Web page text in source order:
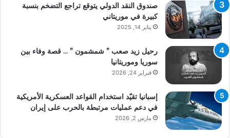
صندوق النقد الدولي يتوقع تراجع التضخم بنسبة
كبيرة في موريتاني
يناير 14, 2025
رحيل زيد صعب ” شمشمون ” … قصة وفاء بين
سوريا وموريتانيا
فبراير 24, 2026
إسبانيا تقيّد استخدام القواعد العسكرية الأمريكية
في دعم عمليات مرتبطة بالحرب على إيران
مارس 2, 2026